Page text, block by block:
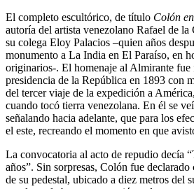
El completo escultórico, de título Colón
autoría del artista venezolano Rafael de la
su colega Eloy Palacios –quien años
monumento a La India en El Paraíso, en
originarios-. El homenaje al Almirante fue
presidencia de la República en 1893 con
del tercer viaje de la expedición a
cuando tocó tierra venezolana. En él se
señalando hacia adelante, que para los
el este, recreando el momento en que
La convocatoria al acto de repudio decía
años”. Sin sorpresas, Colón fue
de su pedestal, ubicado a diez metros del